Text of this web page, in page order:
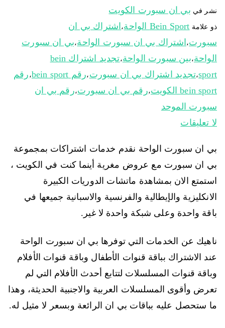
نشر في بي ان سبورت الكويت
ذو علامة Bein Sport الواحة ، اشتراك بي ان
سبورت، اشتراك بي ان سبورت الواحة،بي ان سبورت
الواحة،بين سبورت الواحة،
تجديد اشتراك bein
sport،تجديد اشتراك بي ان سبورت ،رقم bein sport ، رقم
bein sport الكويت
،رقم بي ان سبورت،رقم بي ان
سبورت الموحد
لا تعليقات
بي ان سبورت الواحة نقدم خدمات اشتراكات بمجموعة
بي ان سبورت مع عروض مغرية أينما كنت في الكويت ،
استمتع الان بمشاهدة ماتشات الدوريات الكبيرة
الانكليزية والإيطالية والفرنسية والاسبانية جميعها في
باقة واحدة وعلى شبكة واحدة لا غير.
ناهيك عن الخدمات التي توفرها بي ان سبورت الواحة
عند الاشتراك بباقة قنوات الأطفال وباقة قنوات الأفلام
وباقة قنوات المسلسلات لتتابع أحدث الأفلام التي لم
تعرض وأقوى المسلسلات العربية والاجنبية الحديثة، وهذا
ما ستحصل عليه بباقات بي ان الرائعة وبسعر لا مثيل له.